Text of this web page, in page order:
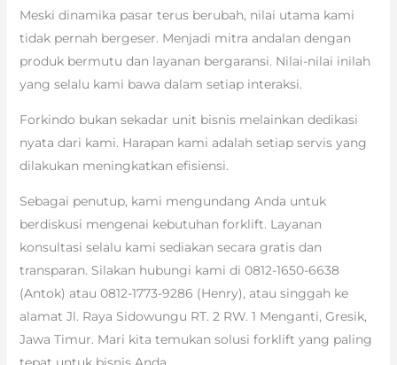
Meski dinamika pasar terus berubah, nilai utama kami
tidak pernah bergeser. Menjadi mitra andalan dengan
produk bermutu dan layanan bergaransi. Nilai-nilai inilah
yang selalu kami bawa dalam setiap interaksi.
Forkindo bukan sekadar unit bisnis melainkan dedikasi
nyata dari kami. Harapan kami adalah setiap servis yang
dilakukan meningkatkan efisiensi.
Sebagai penutup, kami mengundang Anda untuk
berdiskusi mengenai kebutuhan forklift. Layanan
konsultasi selalu kami sediakan secara gratis dan
transparan. Silakan hubungi kami di 0812-1650-6638
(Antok) atau 0812-1773-9286 (Henry), atau singgah ke
alamat Jl. Raya Sidowungu RT. 2 RW. 1 Menganti, Gresik,
Jawa Timur. Mari kita temukan solusi forklift yang paling